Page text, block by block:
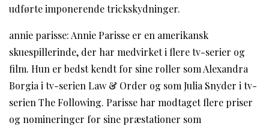
udførte imponerende trickskydninger.
annie parisse: Annie Parisse er en amerikansk
skuespillerinde, der har medvirket i flere tv-serier og
film. Hun er bedst kendt for sine roller som Alexandra
Borgia i tv-serien Law & Order og som Julia Snyder i tv-
serien The Following. Parisse har modtaget flere priser
og nomineringer for sine præstationer som